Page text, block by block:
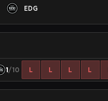
EDG
1/10 L L L L